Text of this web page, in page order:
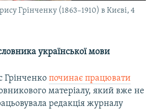
Грінченку (1863–1910) в Києві, 4
української мови
Грінченко починає працювати
матеріалу, який вже не
редакція журналу